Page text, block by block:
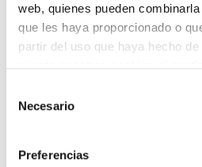
web, quienes pueden
que les haya proporcionado o
partir del uso que haya hecho
Necesario
Preferencias